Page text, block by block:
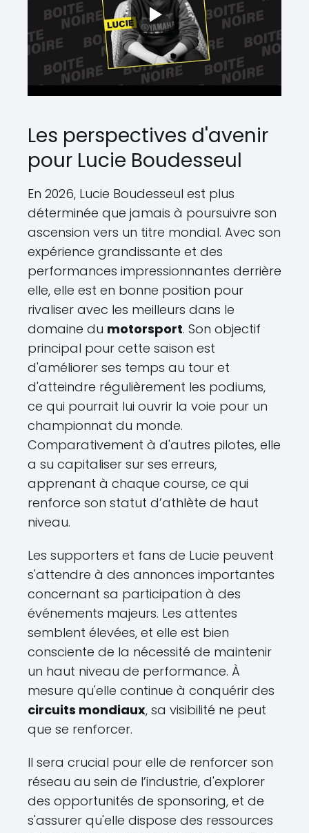
Les perspectives d'avenir
pour Lucie Boudesseul
En 2026, Lucie Boudesseul est plus
déterminée que jamais à poursuivre son
ascension vers un titre mondial. Avec son
expérience grandissante et des
performances impressionnantes derrière
elle, elle est en bonne position pour
rivaliser avec les meilleurs dans le
domaine du motorsport. Son objectif
principal pour cette saison est
d'améliorer ses temps au tour et
d'atteindre régulièrement les podiums,
ce qui pourrait lui ouvrir la voie pour un
championnat du monde.
Comparativement à d'autres pilotes, elle
a su capitaliser sur ses erreurs,
apprenant à chaque course, ce qui
renforce son statut d’athlète de haut
niveau.
Les supporters et fans de Lucie peuvent
s'attendre à des annonces importantes
concernant sa participation à des
événements majeurs. Les attentes
semblent élevées, et elle est bien
consciente de la nécessité de maintenir
un haut niveau de performance. À
mesure qu'elle continue à conquérir des
circuits mondiaux, sa visibilité ne peut
que se renforcer.
Il sera crucial pour elle de renforcer son
réseau au sein de l’industrie, d'explorer
des opportunités de sponsoring, et de
s'assurer qu'elle dispose des ressources